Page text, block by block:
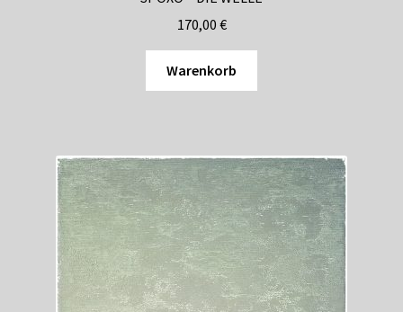
170,00 €
Warenkorb